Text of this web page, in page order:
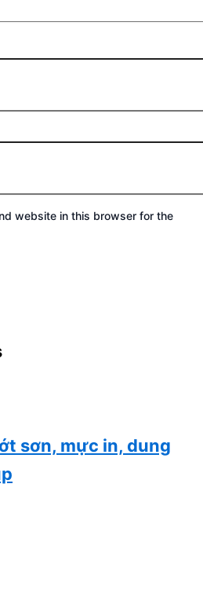
website in this browser for the
sơn, mực in, dung